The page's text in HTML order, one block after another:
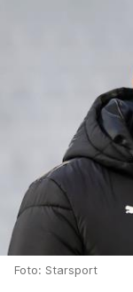
Foto: Starsport